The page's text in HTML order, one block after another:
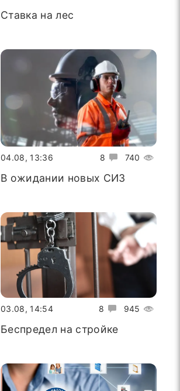
Ставка на лес
8 740
04.08, 13:36
В ожидании новых СИЗ
8 945
03.08, 14:54
Беспредел на стройке